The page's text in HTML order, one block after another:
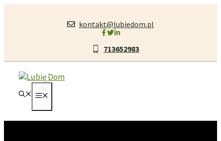
kontakt@lubiedom.pl
713652983